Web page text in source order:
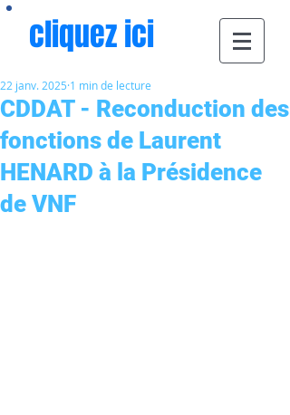
cliquez ici
CDDAT - Reconduction des
fonctions de Laurent
HENARD à la Présidence
de VNF
22 janv. 2025 1 min de lecture